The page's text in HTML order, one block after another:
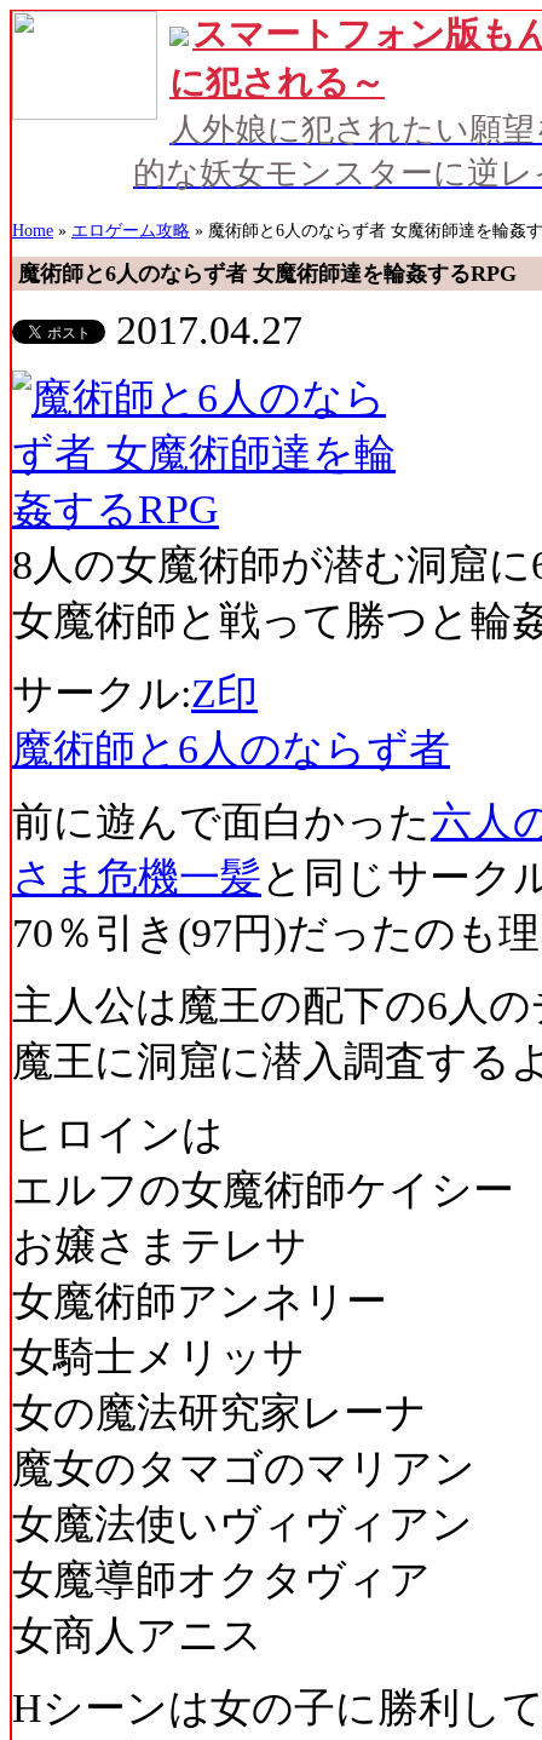
スマートフォン版も
に犯される～
人外娘に犯されたい願
的な妖女モンスターに逆
Home » エロゲーム攻略 » 魔術師と6人のならず者 女魔術師達を輪姦
魔術師と6人のならず者 女魔術師達を輪姦するRPG
2017.04.27
8人の女魔術師が潜む洞窟
女魔術師と戦って勝つと輪
サークル:Z印
魔術師と6人のならず者
前に遊んで面白かった六人
さま危機一髪と同じサーク
70％引き(97円)だったのも
主人公は魔王の配下の6人
魔王に洞窟に潜入調査する
ヒロインは
エルフの女魔術師ケイシー
お嬢さまテレサ
女魔術師アンネリー
女騎士メリッサ
女の魔法研究家レーナ
魔女のタマゴのマリアン
女魔法使いヴィヴィアン
女魔導師オクタヴィア
女商人アニス
Hシーンは女の子に勝利し